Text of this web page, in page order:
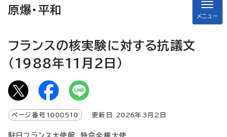
原爆・平和
メニュー
フランスの核実験に対する抗議文
（1988年11月2日）
ページ番号 1008510 更新日 2026年3月2日
駐日フランス大使館 特命全権大使